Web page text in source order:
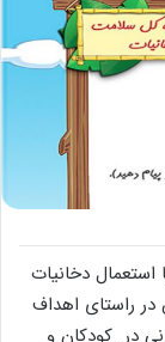
استعمال دخانیات
در راستای اهداف
در کودکان و